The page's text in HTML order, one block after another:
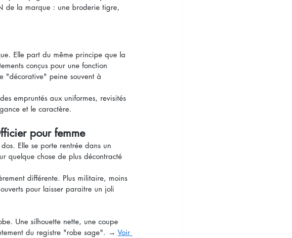
de la marque : une broderie tigre,
Elle part du même principe que la
conçus pour une fonction
"décorative" peine souvent à
empruntés aux uniformes, revisités
et le caractère.
pour femme
Elle se porte rentrée dans un
quelque chose de plus décontracté
différente. Plus militaire, moins
pour laisser paraitre un joli
Une silhouette nette, une coupe
du registre "robe sage". → Voir